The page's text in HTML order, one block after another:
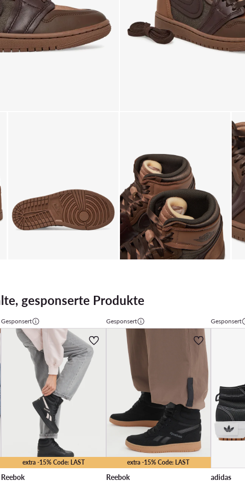
gesponserte Produkte
Gesponsert
extra -15% Code: LAST
Reebok
Gesponsert
extra -15% Code: LAST
Reebok
Gesponsert
adidas